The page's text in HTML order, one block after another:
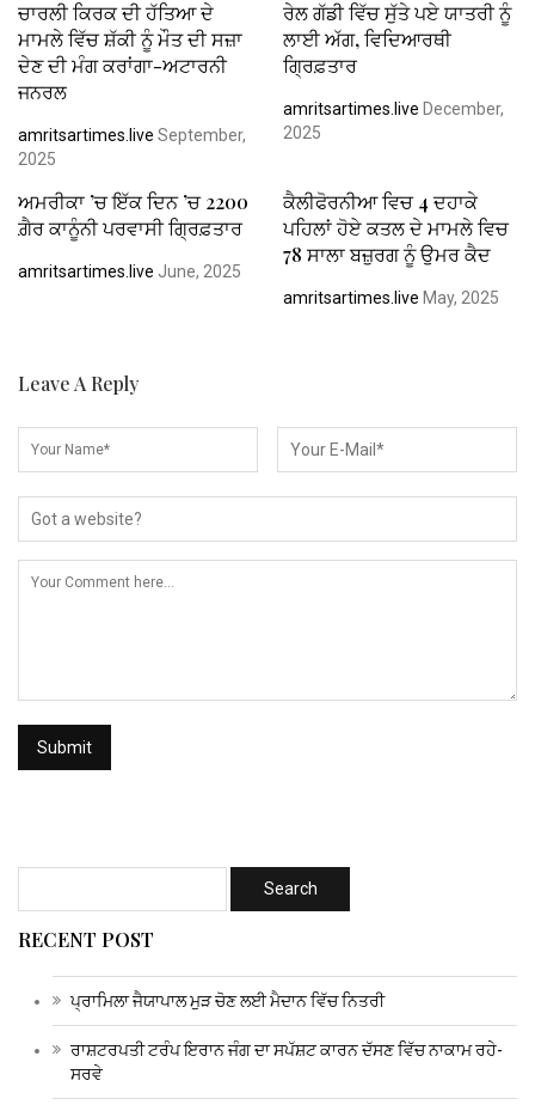
ਚਾਰਲੀ ਕਿਰਕ ਦੀ ਹੱਤਿਆ ਦੇ
ਮਾਮਲੇ ਵਿੱਚ ਸ਼ੱਕੀ ਨੂੰ ਮੌਤ ਦੀ ਸਜ਼ਾ
ਦੇਣ ਦੀ ਮੰਗ ਕਰਾਂਗਾ-ਅਟਾਰਨੀ
ਜਨਰਲ
amritsartimes.live September,
2025
ਰੇਲ ਗੱਡੀ ਵਿੱਚ ਸੁੱਤੇ ਪਏ ਯਾਤਰੀ ਨੂੰ
ਲਾਈ ਅੱਗ, ਵਿਦਿਆਰਥੀ
ਗ੍ਰਿਫ਼ਤਾਰ
amritsartimes.live December,
2025
ਅਮਰੀਕਾ ’ਚ ਇੱਕ ਦਿਨ ’ਚ 2200
ਗ਼ੈਰ ਕਾਨੂੰਨੀ ਪਰਵਾਸੀ ਗ੍ਰਿਫ਼ਤਾਰ
amritsartimes.live June, 2025
ਕੈਲੀਫੋਰਨੀਆ ਵਿਚ 4 ਦਹਾਕੇ
ਪਹਿਲਾਂ ਹੋਏ ਕਤਲ ਦੇ ਮਾਮਲੇ ਵਿਚ
78 ਸਾਲਾ ਬਜ਼ੁਰਗ ਨੂੰ ਉਮਰ ਕੈਦ
amritsartimes.live May, 2025
Leave A Reply
RECENT POST
ਪ੍ਰਾਮਿਲਾ ਜੈਯਾਪਾਲ ਮੁੜ ਚੋਣ ਲਈ ਮੈਦਾਨ ਵਿੱਚ ਨਿਤਰੀ
ਰਾਸ਼ਟਰਪਤੀ ਟਰੰਪ ਇਰਾਨ ਜੰਗ ਦਾ ਸਪੱਸ਼ਟ ਕਾਰਨ ਦੱਸਣ ਵਿੱਚ ਨਾਕਾਮ ਰਹੇ-
ਸਰਵੇ